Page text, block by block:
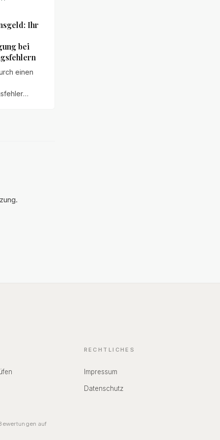
Ihr
bei
einen
auf
RECHTLICHES
Impressum
Datenschutz